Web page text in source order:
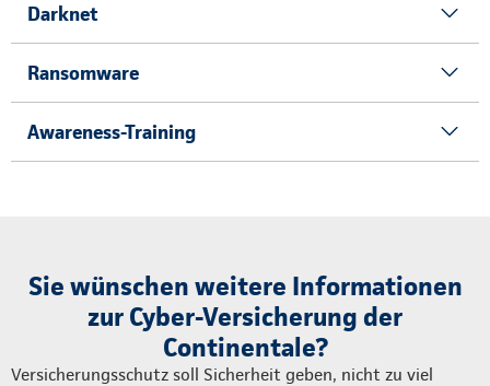
Darknet
Ransomware
Awareness-Training
Sie wünschen weitere Informationen
zur Cyber-Versicherung der
Continentale?
Versicherungsschutz soll Sicherheit geben, nicht zu viel